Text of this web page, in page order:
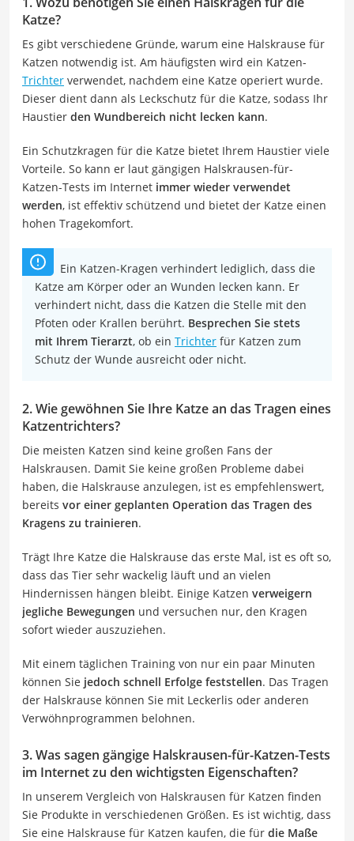
Katze?
Es gibt verschiedene Gründe, warum eine Halskrause für
Katzen notwendig ist. Am häufigsten wird ein Katzen-
Trichter verwendet, nachdem eine Katze operiert wurde.
Dieser dient dann als Leckschutz für die Katze, sodass Ihr
Haustier den Wundbereich nicht lecken kann.
Ein Schutzkragen für die Katze bietet Ihrem Haustier viele
Vorteile. So kann er laut gängigen Halskrausen-für-
Katzen-Tests im Internet immer wieder verwendet
werden, ist effektiv schützend und bietet der Katze einen
hohen Tragekomfort.
Ein Katzen-Kragen verhindert lediglich, dass die
Katze am Körper oder an Wunden lecken kann. Er
verhindert nicht, dass die Katzen die Stelle mit den
Pfoten oder Krallen berührt. Besprechen Sie stets
mit Ihrem Tierarzt, ob ein Trichter für Katzen zum
Schutz der Wunde ausreicht oder nicht.
2. Wie gewöhnen Sie Ihre Katze an das Tragen eines
Katzentrichters?
Die meisten Katzen sind keine großen Fans der
Halskrausen. Damit Sie keine großen Probleme dabei
haben, die Halskrause anzulegen, ist es empfehlenswert,
bereits vor einer geplanten Operation das Tragen des
Kragens zu trainieren.
Trägt Ihre Katze die Halskrause das erste Mal, ist es oft so,
dass das Tier sehr wackelig läuft und an vielen
Hindernissen hängen bleibt. Einige Katzen verweigern
jegliche Bewegungen und versuchen nur, den Kragen
sofort wieder auszuziehen.
Mit einem täglichen Training von nur ein paar Minuten
können Sie jedoch schnell Erfolge feststellen. Das Tragen
der Halskrause können Sie mit Leckerlis oder anderen
Verwöhnprogrammen belohnen.
3. Was sagen gängige Halskrausen-für-Katzen-Tests
im Internet zu den wichtigsten Eigenschaften?
In unserem Vergleich von Halskrausen für Katzen finden
Sie Produkte in verschiedenen Größen. Es ist wichtig, dass
Sie eine Halskrause für Katzen kaufen, die für die Maße